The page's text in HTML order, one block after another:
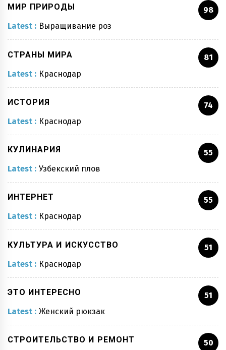
МИР ПРИРОДЫ
98
Latest : Выращивание роз
СТРАНЫ МИРА
81
Latest : Краснодар
ИСТОРИЯ
74
Latest : Краснодар
КУЛИНАРИЯ
55
Latest : Узбекский плов
ИНТЕРНЕТ
55
Latest : Краснодар
КУЛЬТУРА И ИСКУССТВО
51
Latest : Краснодар
ЭТО ИНТЕРЕСНО
51
Latest : Женский рюкзак
СТРОИТЕЛЬСТВО И РЕМОНТ 50